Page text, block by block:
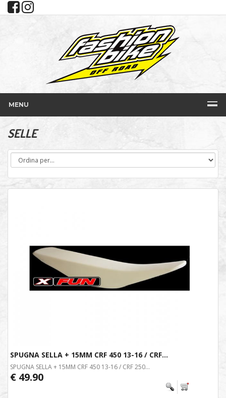
MENU
SELLE
SPUGNA SELLA + 15MM CRF 450 13-16 / CRF...
SPUGNA SELLA + 15MM CRF 450 13-16 / CRF 250...
€ 49.90